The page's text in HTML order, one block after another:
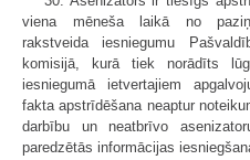
viena mēneša laikā no
rakstveida iesniegumu
komisijā, kurā tiek norādīts
iesniegumā ietvertajiem
fakta apstrīdēšana neaptur
darbību un neatbrīvo
paredzētās informācijas